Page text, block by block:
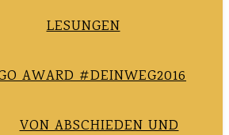
LESUNGEN
AWARD #DEINWEG2016
VON ABSCHIEDEN UND